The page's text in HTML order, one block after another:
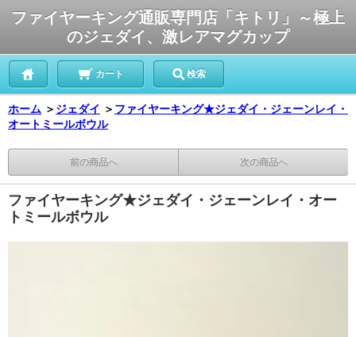
ファイヤーキング通販専門店「キトリ」～極上
のジェダイ、激レアマグカップ
カート 検索
ホーム ＞ ジェダイ ＞ ファイヤーキング★ジェダイ・ジェーンレイ・
オートミールボウル
前の商品へ 次の商品へ
ファイヤーキング★ジェダイ・ジェーンレイ・オー
トミールボウル